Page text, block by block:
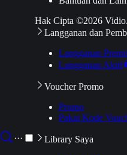
···
Hak Cipta ©2026
Langganan dan
Langganan
Langganan Aktif
Voucher Promo
Promo
Pakai Kode
Library Saya